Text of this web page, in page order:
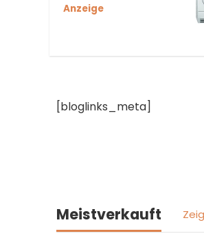
Anzeige
[bloglinks_meta]
Meistverkauft